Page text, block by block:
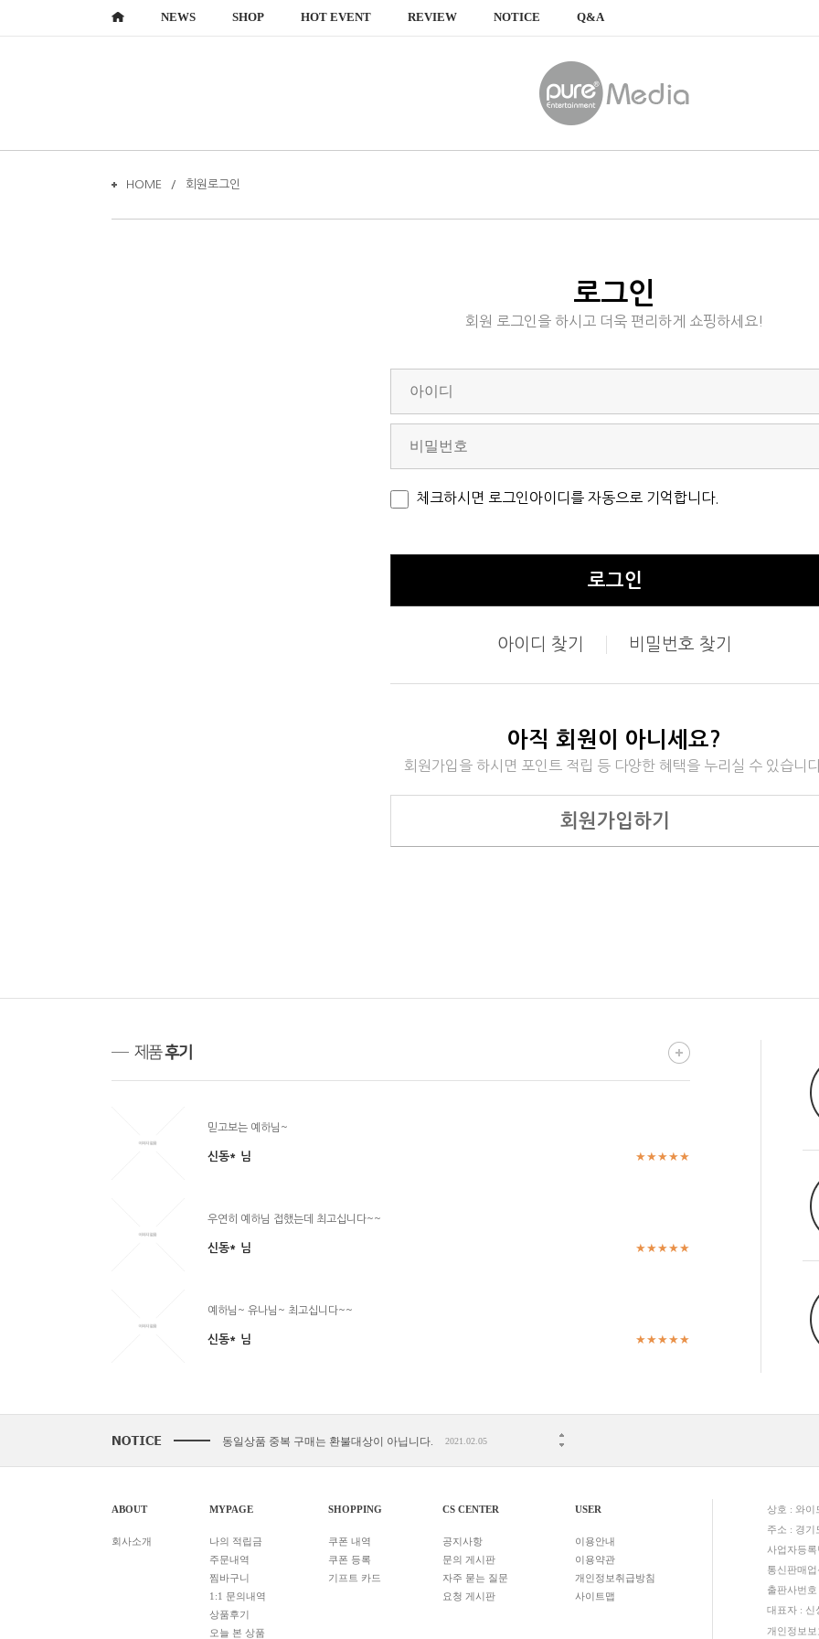
NEWS SHOP HOT EVENT REVIEW NOTICE Q&A
HOME 회원로그인
로그인
회원 로그인을 하시고 더욱 편리하게 쇼핑하세요!
체크하시면 로그인아이디를 자동으로 기억합니다.
로그인
아이디 찾기 비밀번호 찾기
아직 회원이 아니세요?
회원가입을 하시면 포인트 적립 등 다양한 혜택을 누리실 수 있습니
회원가입하기
믿고보는 예하님~
신동* 님 ★★★★★
우연히 예하님 접했는데 최고십니다~~
신동* 님 ★★★★★
예하님~ 유나님~ 최고십니다~~
신동* 님 ★★★★★
동일상품 중복 구매는 환불대상이 아닙니다. 2021.02.05
다운로드 실패시 대처법 안내!!! 2021.06.04
아이폰/아이패드 등 애플기기 화보집 보는 방법! 2020.03.06
애플(맥 IOS 및 아이폰) 다운로드 오류가 해결되었습니다.!
간편하게 결제하기!
ABOUT
회사소개
MYPAGE
나의 적립금
주문내역
찜바구니
1:1 문의내역
상품후기
오늘 본 상품
SHOPPING
쿠폰 내역
쿠폰 등록
기프트 카드
CS CENTER
공지사항
문의 게시판
자주 묻는 질문
요청 게시판
USER
이용안내
이용약관
개인정보취급방침
사이트맵
상호 : 와이
주소 : 경기
사업자등
통신판매
출판사번
대표자 :
개인정보